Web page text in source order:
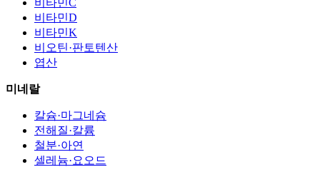
비타민D
비타민K
비오틴·판토텐산
엽산
미네랄
칼슘·마그네슘
전해질·칼륨
철분·아연
셀레늄·요오드